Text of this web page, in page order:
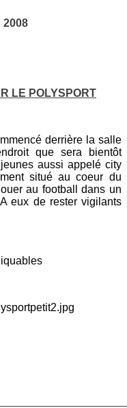
2008
LE POLYSPORT
derrière la salle
que sera bientôt
aussi appelé city
situé au coeur du
au football dans un
eux de rester vigilants